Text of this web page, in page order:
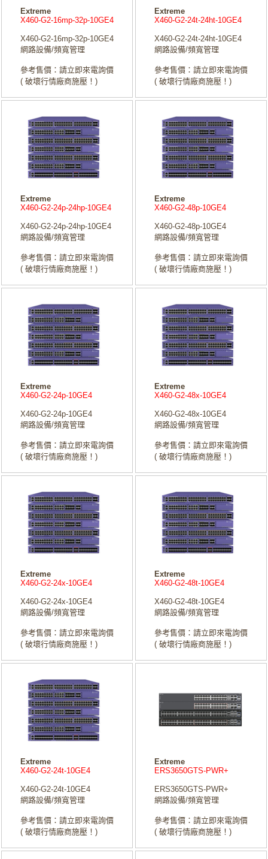
Extreme
X460-G2-16mp-32p-10GE4
X460-G2-16mp-32p-10GE4
網路設備/頻寬管理
參考售價：請立即來電詢價
( 破壞行情廠商施壓！)
Extreme
X460-G2-24t-24ht-10GE4
X460-G2-24t-24ht-10GE4
網路設備/頻寬管理
參考售價：請立即來電詢價
( 破壞行情廠商施壓！)
Extreme
X460-G2-24p-24hp-10GE4
X460-G2-24p-24hp-10GE4
網路設備/頻寬管理
參考售價：請立即來電詢價
( 破壞行情廠商施壓！)
Extreme
X460-G2-48p-10GE4
X460-G2-48p-10GE4
網路設備/頻寬管理
參考售價：請立即來電詢價
( 破壞行情廠商施壓！)
Extreme
X460-G2-24p-10GE4
X460-G2-24p-10GE4
網路設備/頻寬管理
參考售價：請立即來電詢價
( 破壞行情廠商施壓！)
Extreme
X460-G2-48x-10GE4
X460-G2-48x-10GE4
網路設備/頻寬管理
參考售價：請立即來電詢價
( 破壞行情廠商施壓！)
Extreme
X460-G2-24x-10GE4
X460-G2-24x-10GE4
網路設備/頻寬管理
參考售價：請立即來電詢價
( 破壞行情廠商施壓！)
Extreme
X460-G2-48t-10GE4
X460-G2-48t-10GE4
網路設備/頻寬管理
參考售價：請立即來電詢價
( 破壞行情廠商施壓！)
Extreme
X460-G2-24t-10GE4
X460-G2-24t-10GE4
網路設備/頻寬管理
參考售價：請立即來電詢價
( 破壞行情廠商施壓！)
Extreme
ERS3650GTS-PWR+
ERS3650GTS-PWR+
網路設備/頻寬管理
參考售價：請立即來電詢價
( 破壞行情廠商施壓！)